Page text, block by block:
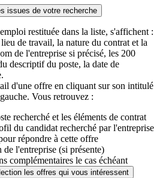
issues de votre recherche
restituée dans la liste, s'affichent :
de travail, la nature du contrat et la
de l'entreprise si précisé, les 200
descriptif du poste, la date de
d'une offre en cliquant sur son intitulé
Vous retrouvez :
recherché et les éléments de contrat
du candidat recherché par l'entreprise
répondre à cette offre
de l'entreprise (si présente)
complémentaires le cas échéant
les offres qui vous intéressent